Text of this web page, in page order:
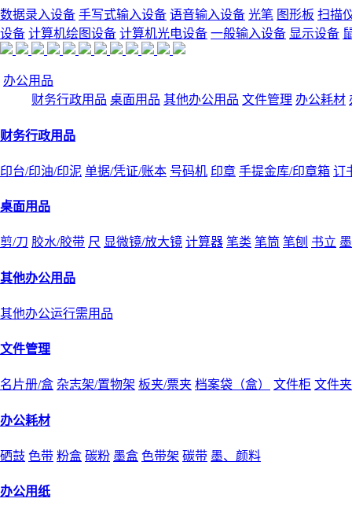
数据录入设备 手写式输入设备 语音输入设备 光笔 图形板 扫描
设备 计算机绘图设备 计算机光电设备 一般输入设备 显示设备
办公用品
财务行政用品 桌面用品 其他办公用品 文件管理 办公耗材
财务行政用品
印台/印油/印泥 单据/凭证/账本 号码机 印章 手提金库/印章箱 订
桌面用品
剪/刀 胶水/胶带 尺 显微镜/放大镜 计算器 笔类 笔筒 笔刨 书立
其他办公用品
其他办公运行需用品
文件管理
名片册/盒 杂志架/置物架 板夹/票夹 档案袋（盒） 文件柜 文件
办公耗材
硒鼓 色带 粉盒 碳粉 墨盒 色带架 碳带 墨、颜料
办公用纸